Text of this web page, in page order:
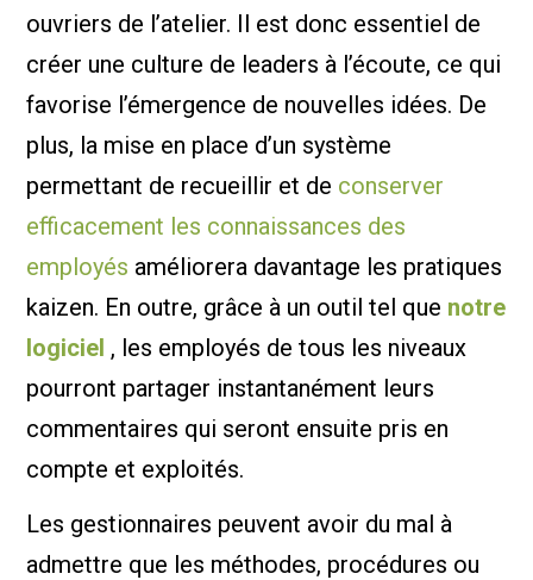
ouvriers de l’atelier. Il est donc essentiel de
créer une culture de leaders à l’écoute, ce qui
favorise l’émergence de nouvelles idées. De
plus, la mise en place d’un système
permettant de recueillir et de conserver
efficacement les connaissances des
employés améliorera davantage les pratiques
kaizen. En outre, grâce à un outil tel que notre
logiciel , les employés de tous les niveaux
pourront partager instantanément leurs
commentaires qui seront ensuite pris en
compte et exploités.
Les gestionnaires peuvent avoir du mal à
admettre que les méthodes, procédures ou